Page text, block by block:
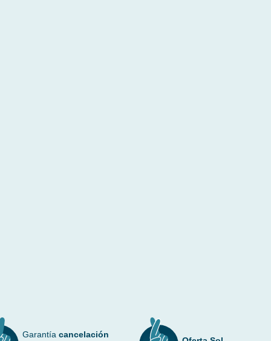
Garantía cancelación